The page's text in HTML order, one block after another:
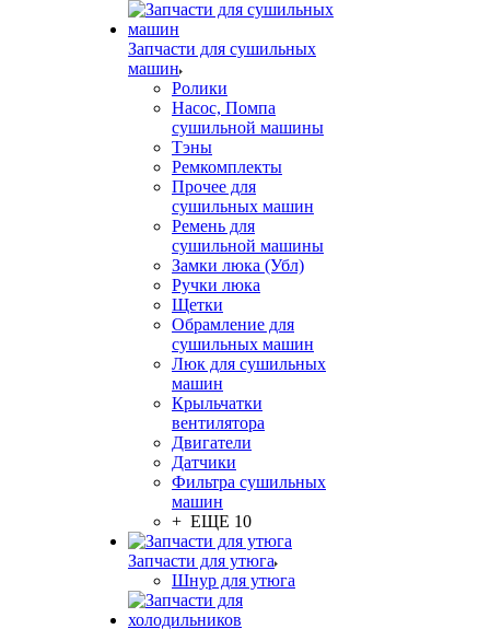
Запчасти для сушильных
машин
Ролики
Насос, Помпа
сушильной машины
Тэны
Ремкомплекты
Прочее для
сушильных машин
Ремень для
сушильной машины
Замки люка (Убл)
Ручки люка
Щетки
Обрамление для
сушильных машин
Люк для сушильных
машин
Крыльчатки
вентилятора
Двигатели
Датчики
Фильтра сушильных
машин
+ ЕЩЕ 10
Запчасти для утюга
Шнур для утюга